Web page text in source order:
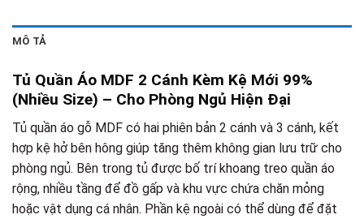
MÔ TẢ
Tủ Quần Áo MDF 2 Cánh Kèm Kệ Mới 99%
(Nhiều Size) – Cho Phòng Ngủ Hiện Đại
Tủ quần áo gỗ MDF có hai phiên bản 2 cánh và 3 cánh, kết
hợp kệ hở bên hông giúp tăng thêm không gian lưu trữ cho
phòng ngủ. Bên trong tủ được bố trí khoang treo quần áo
rộng, nhiều tầng để đồ gấp và khu vực chứa chăn mỏng
hoặc vật dụng cá nhân. Phần kệ ngoài có thể dùng để đặt